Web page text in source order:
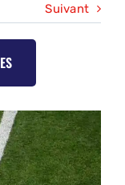
Suivant